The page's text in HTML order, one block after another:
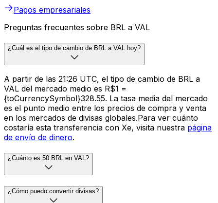
Pagos empresariales
Preguntas frecuentes sobre BRL a VAL
¿Cuál es el tipo de cambio de BRL a VAL hoy?
A partir de las 21:26 UTC, el tipo de cambio de BRL a
VAL del mercado medio es R$1 =
{toCurrencySymbol}328.55. La tasa media del mercado
es el punto medio entre los precios de compra y venta
en los mercados de divisas globales.Para ver cuánto
costaría esta transferencia con Xe, visita nuestra página
de envío de dinero.
¿Cuánto es 50 BRL en VAL?
¿Cómo puedo convertir divisas?